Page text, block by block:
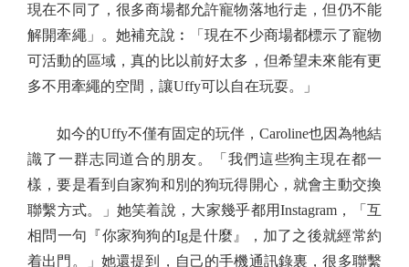
現在不同了，很多商場都允許寵物落地行走，但仍不能
解開牽繩」。她補充說︰「現在不少商場都標示了寵物
可活動的區域，真的比以前好太多，但希望未來能有更
多不用牽繩的空間，讓Uffy可以自在玩耍。」
如今的Uffy不僅有固定的玩伴，Caroline也因為牠結
識了一群志同道合的朋友。「我們這些狗主現在都一
樣，要是看到自家狗和別的狗玩得開心，就會主動交換
聯繫方式。」她笑着說，大家幾乎都用Instagram，「互
相問一句『你家狗狗的Ig是什麼』，加了之後就經常約
着出門。」她還提到，自己的手機通訊錄裏，很多聯繫